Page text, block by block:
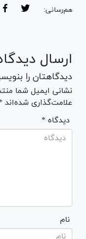
هم‌رسانی:
ارسال
دیدگاهتان را
نشانی ایمیل شما
علامت‌گذاری شده‌اند
* دیدگاه
نام